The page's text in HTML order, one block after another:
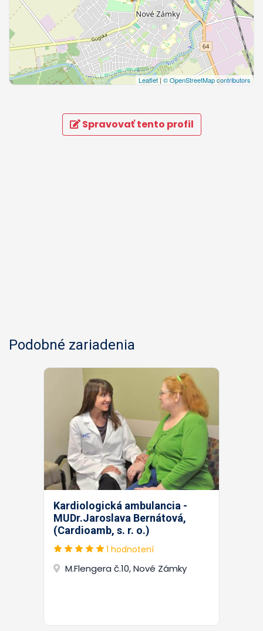
Leaflet|© OpenStreetMap contributors
Spravovať tento profil
Podobné zariadenia
Kardiologická ambulancia -
MUDr.Jaroslava Bernátová,
(Cardioamb, s. r. o.)
1 hodnotení
M.Flengera č.10, Nové Zámky